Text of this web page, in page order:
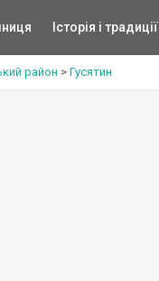
Історія і традиції
район > Гусятин